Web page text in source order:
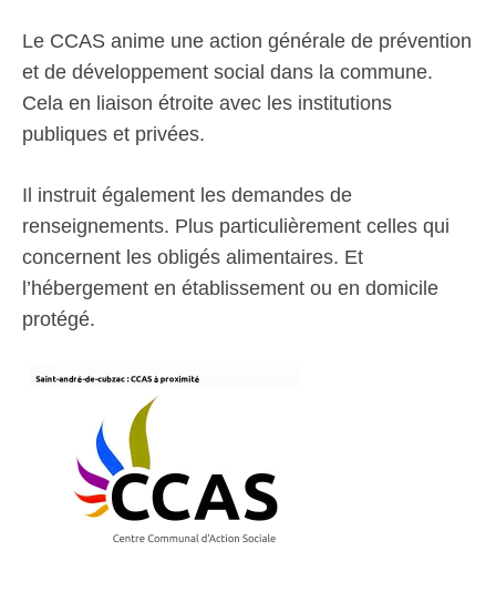
Le CCAS anime une action générale de prévention
et de développement social dans la commune.
Cela en liaison étroite avec les institutions
publiques et privées.
Il instruit également les demandes de
renseignements. Plus particulièrement celles qui
concernent les obligés alimentaires. Et
l’hébergement en établissement ou en domicile
protégé.